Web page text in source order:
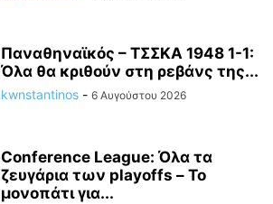
Παναθηναϊκός – ΤΣΣΚΑ 1948 1-1:
Όλα θα κριθούν στη ρεβάνς της...
kwnstantinos - 6 Αυγούστου 2026
Conference League: Όλα τα
ζευγάρια των playoffs – Το
μονοπάτι για...